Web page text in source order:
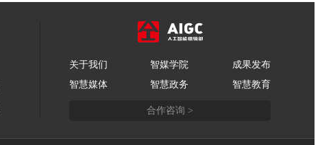
关于我们 智媒学院
成果发布
智慧媒体
智慧政务 智慧教育
合作咨询 >